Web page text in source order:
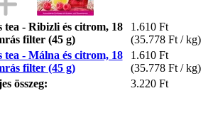
- Ribizli és citrom, 18
filter (45 g)
1.610 Ft
(35.778 Ft / kg)
- Málna és citrom, 18
filter (45 g)
1.610 Ft
(35.778 Ft / kg)
összeg:
3.220 Ft